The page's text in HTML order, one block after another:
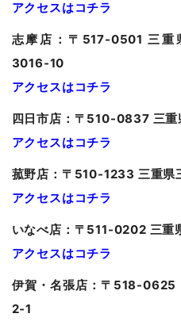
アクセスはコチラ
志摩店：〒517-0501 三重
3016-10
アクセスはコチラ
四日市店：〒510-0837 三
アクセスはコチラ
菰野店：〒510-1233 三重県
アクセスはコチラ
いなべ店：〒511-0202 三
アクセスはコチラ
伊賀・名張店：〒518-0625
2-1